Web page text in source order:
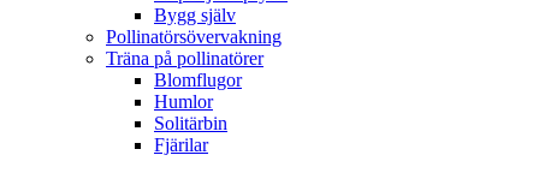
Bygg själv
Pollinatörsövervakning
Träna på pollinatörer
Blomflugor
Humlor
Solitärbin
Fjärilar